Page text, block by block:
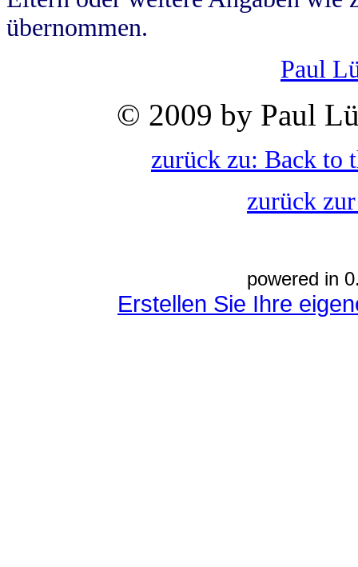
übernommen.
Paul
© 2009 by Paul
zurück zu: Back to
zurück
powered in
Erstellen Sie Ihre